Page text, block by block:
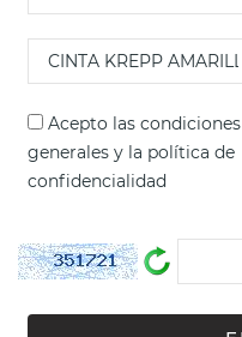
Acepto las condiciones
generales y la política de
confidencialidad